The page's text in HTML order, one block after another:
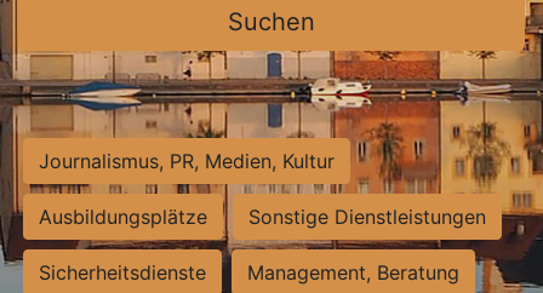
Suchen
Journalismus, PR, Medien, Kultur
Ausbildungsplätze Sonstige Dienstleistungen
Sicherheitsdienste Management, Beratung